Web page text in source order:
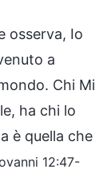
osserva, Io
a
Chi Mi
ha chi lo
è quella che
12:47-